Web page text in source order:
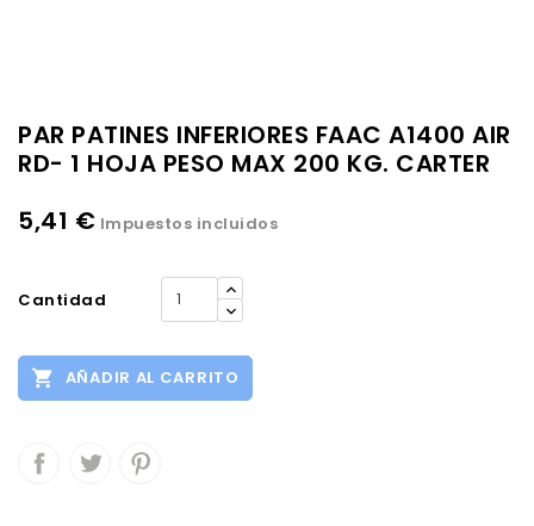
PAR PATINES INFERIORES FAAC A1400 AIR
RD- 1 HOJA PESO MAX 200 KG. CARTER
5,41 € Impuestos incluidos
Cantidad
 AÑADIR AL CARRITO